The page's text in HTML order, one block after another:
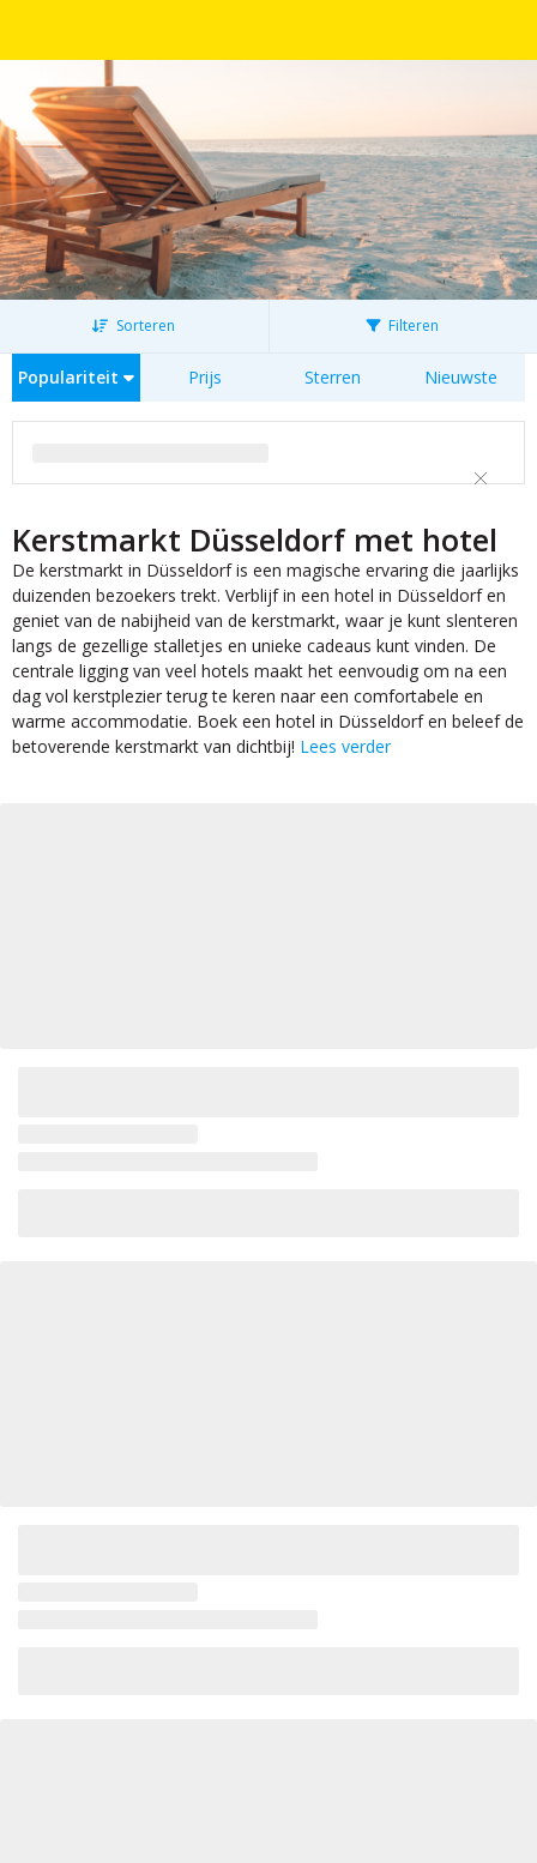
Sorteren Filteren
Populariteit Prijs Sterren Nieuwste
Kerstmarkt Düsseldorf met hotel
De kerstmarkt in Düsseldorf is een magische ervaring die jaarlijks
duizenden bezoekers trekt. Verblijf in een hotel in Düsseldorf en
geniet van de nabijheid van de kerstmarkt, waar je kunt slenteren
langs de gezellige stalletjes en unieke cadeaus kunt vinden. De
centrale ligging van veel hotels maakt het eenvoudig om na een
dag vol kerstplezier terug te keren naar een comfortabele en
warme accommodatie. Boek een hotel in Düsseldorf en beleef de
betoverende kerstmarkt van dichtbij! Lees verder